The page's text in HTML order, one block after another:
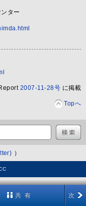
ター
2007-11-28号 に掲載
Topへ
）
共 有 次